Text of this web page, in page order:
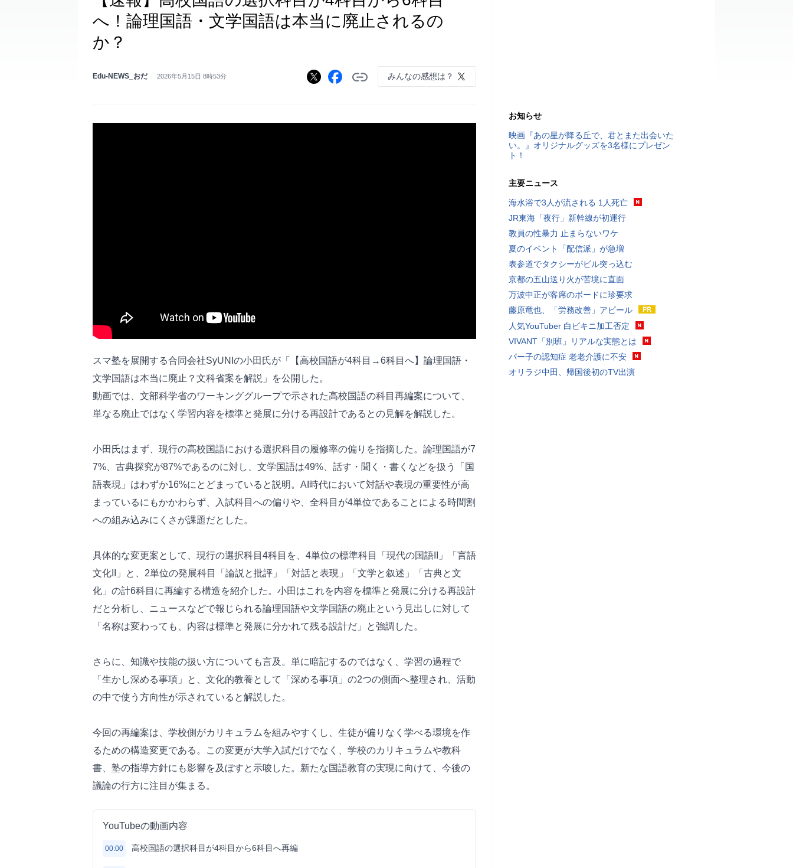
へ！論理国語・文学国語は本当に廃止されるの
か？
Edu-NEWS_おだ 2026年5月15日 8時53分 みんなの感想は？
スマ塾を展開する合同会社SyUNIの小田氏が「【高校国語が4科目→6科目へ】論理国語・
文学国語は本当に廃止？文科省案を解説」を公開した。
動画では、文部科学省のワーキンググループで示された高校国語の科目再編案について、
単なる廃止ではなく学習内容を標準と発展に分ける再設計であるとの見解を解説した。
小田氏はまず、現行の高校国語における選択科目の履修率の偏りを指摘した。論理国語が7
7%、古典探究が87%であるのに対し、文学国語は49%、話す・聞く・書くなどを扱う「国
語表現」はわずか16%にとどまっていると説明。AI時代において対話や表現の重要性が高
まっているにもかかわらず、入試科目への偏りや、全科目が4単位であることによる時間割
への組み込みにくさが課題だとした。
具体的な変更案として、現行の選択科目4科目を、4単位の標準科目「現代の国語II」「言語
文化II」と、2単位の発展科目「論説と批評」「対話と表現」「文学と叙述」「古典と文
化」の計6科目に再編する構造を紹介した。小田はこれを内容を標準と発展に分ける再設計
だと分析し、ニュースなどで報じられる論理国語や文学国語の廃止という見出しに対して
「名称は変わっても、内容は標準と発展に分かれて残る設計だ」と強調した。
さらに、知識や技能の扱い方についても言及。単に暗記するのではなく、学習の過程で
「生かし深める事項」と、文化的教養として「深める事項」の2つの側面へ整理され、活動
の中で使う方向性が示されていると解説した。
今回の再編案は、学校側がカリキュラムを組みやすくし、生徒が偏りなく学べる環境を作
るための構造変更である。この変更が大学入試だけでなく、学校のカリキュラムや教科
書、塾の指導方針にも影響を及ぼすと示唆した。新たな国語教育の実現に向けて、今後の
議論の行方に注目が集まる。
YouTubeの動画内容
00:00 高校国語の選択科目が4科目から6科目へ再編
お知らせ
映画『あの星が降る丘で、君とまた出会いた
い。』オリジナルグッズを3名様にプレゼン
ト！
主要ニュース
海水浴で3人が流される 1人死亡
JR東海「夜行」新幹線が初運行
教員の性暴力 止まらないワケ
夏のイベント「配信派」が急増
表参道でタクシーがビル突っ込む
京都の五山送り火が苦境に直面
万波中正が客席のボードに珍要求
藤原竜也、「労務改善」アピール
人気YouTuber 白ビキニ加工否定
VIVANT「別班」リアルな実態とは
パー子の認知症 老老介護に不安
オリラジ中田、帰国後初のTV出演